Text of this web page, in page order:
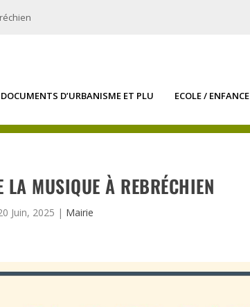
DOCUMENTS D’URBANISME ET PLU ECOLE / ENFANCE
LA MUSIQUE À REBRÉCHIEN
Juin, 2025 | Mairie